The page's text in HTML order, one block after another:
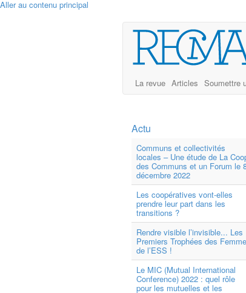
Aller au contenu principal
La revue Articles Soumettre
Actu
Communs et collectivités
locales – Une étude de La
des Communs et un Forum le
décembre 2022
Les coopératives vont-elles
prendre leur part dans les
transitions ?
Rendre visible l’invisible... Les
Premiers Trophées des
de l’ESS !
Le MIC (Mutual International
Conference) 2022 : quel rôle
pour les mutuelles et les